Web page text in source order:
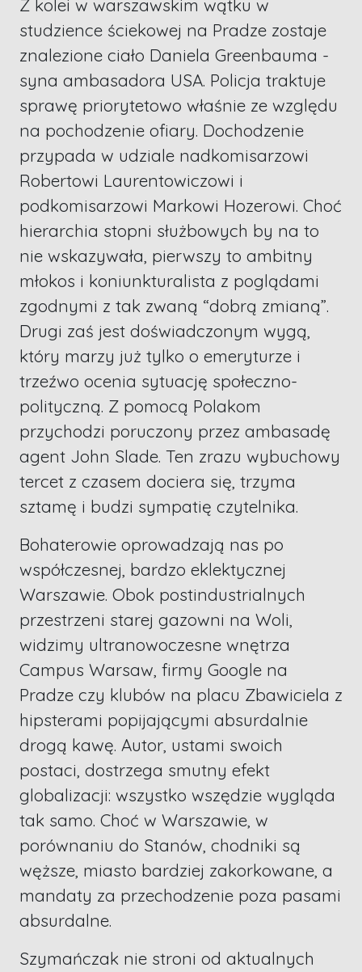
Z kolei w warszawskim wątku w
studzience ściekowej na Pradze zostaje
znalezione ciało Daniela Greenbauma -
syna ambasadora USA. Policja traktuje
sprawę priorytetowo właśnie ze względu
na pochodzenie ofiary. Dochodzenie
przypada w udziale nadkomisarzowi
Robertowi Laurentowiczowi i
podkomisarzowi Markowi Hozerowi. Choć
hierarchia stopni służbowych by na to
nie wskazywała, pierwszy to ambitny
młokos i koniunkturalista z poglądami
zgodnymi z tak zwaną “dobrą zmianą”.
Drugi zaś jest doświadczonym wygą,
który marzy już tylko o emeryturze i
trzeźwo ocenia sytuację społeczno-
polityczną. Z pomocą Polakom
przychodzi poruczony przez ambasadę
agent John Slade. Ten zrazu wybuchowy
tercet z czasem dociera się, trzyma
sztamę i budzi sympatię czytelnika.
Bohaterowie oprowadzają nas po
współczesnej, bardzo eklektycznej
Warszawie. Obok postindustrialnych
przestrzeni starej gazowni na Woli,
widzimy ultranowoczesne wnętrza
Campus Warsaw, firmy Google na
Pradze czy klubów na placu Zbawiciela z
hipsterami popijającymi absurdalnie
drogą kawę. Autor, ustami swoich
postaci, dostrzega smutny efekt
globalizacji: wszystko wszędzie wygląda
tak samo. Choć w Warszawie, w
porównaniu do Stanów, chodniki są
węższe, miasto bardziej zakorkowane, a
mandaty za przechodzenie poza pasami
absurdalne.
Szymańczak nie stroni od aktualnych